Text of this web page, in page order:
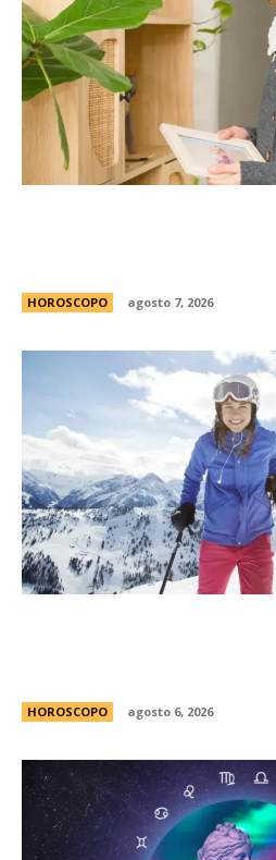
HOROSCOPO agosto 7, 2026
HOROSCOPO agosto 6, 2026